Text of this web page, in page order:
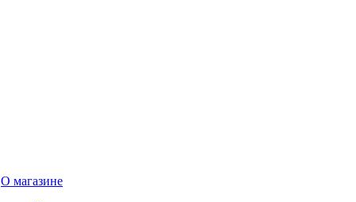
О магазине